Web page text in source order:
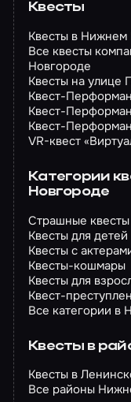
Квесты
Квесты в Нижнем
Все квесты
Новгороде
Квесты на улице
Квест-
Квест-
Квест-
VR-квест
Категории
Новгороде
Страшные квесты
Квесты для детей
Квесты с
Квесты-кошмары
Квесты для
Квест-
Все категории в
Квесты в
Квесты в
Все районы